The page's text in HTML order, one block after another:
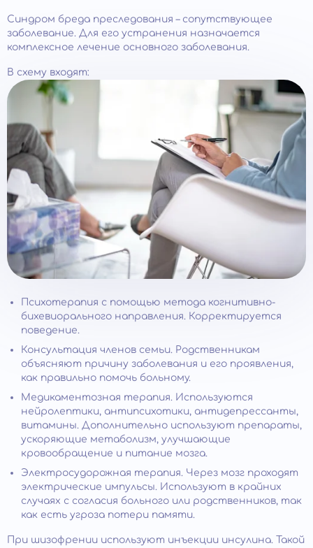
Синдром бреда преследования – сопутствующее
заболевание. Для его устранения назначается
комплексное лечение основного заболевания.
В схему входят:
Психотерапия с помощью метода когнитивно-
бихевиорального направления. Корректируется
поведение.
Консультация членов семьи. Родственникам
объясняют причину заболевания и его проявления,
как правильно помочь больному.
Медикаментозная терапия. Используются
нейролептики, антипсихотики, антидепрессанты,
витамины. Дополнительно используют препараты,
ускоряющие метаболизм, улучшающие
кровообращение и питание мозга.
Электросудорожная терапия. Через мозг проходят
электрические импульсы. Используют в крайних
случаях с согласия больного или родственников, так
как есть угроза потери памяти.
При шизофрении используют инъекции инсулина. Такой